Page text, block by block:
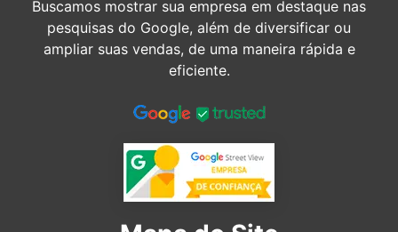
Buscamos mostrar sua empresa em destaque nas
pesquisas do Google, além de diversificar ou
ampliar suas vendas, de uma maneira rápida e
eficiente.